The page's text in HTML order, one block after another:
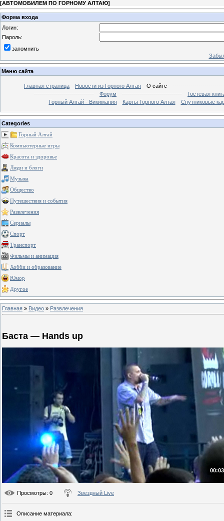
[АВТОМОБИЛЕМ ПО ГОРНОМУ АЛТАЮ]
Форма входа
Логин:
Пароль:
запомнить
Меню сайта
Главная страница Новости из Горного Алтая О сайте
------------------------------
Форум ------------------------------
Гостевая
Горный Алтай - Викимапия
Карты Горного Алтая Спутниковые
Categories
Горный Алтай
Компьютерные игры
Красота и здоровье
Люди и блоги
Музыка
Общество
Путешествия и события
Развлечения
Сериалы
Спорт
Транспорт
Фильмы и анимация
Хобби и образование
Юмор
Другое
Главная » Видео » Развлечения
Баста — Hands up
Просмотры: 0 Звездный Live
Описание материала: